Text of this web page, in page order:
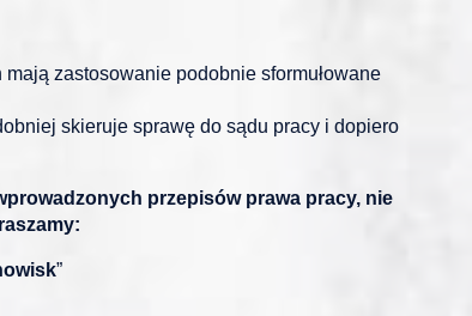
zastosowanie podobnie sformułowane
skieruje sprawę do sądu pracy i dopiero
przepisów prawa pracy, nie
”